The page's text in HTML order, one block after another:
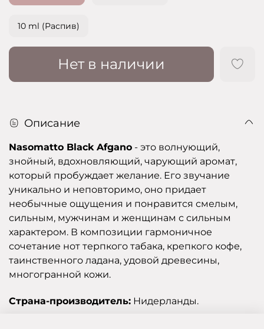
Нет в наличии
10 ml (Распив)
Описание
Nasomatto Black Afgano - это волнующий,
знойный, вдохновляющий, чарующий аромат,
который пробуждает желание. Его звучание
уникально и неповторимо, оно придает
необычные ощущения и понравится смелым,
сильным, мужчинам и женщинам с сильным
характером. В композиции гармоничное
сочетание нот терпкого табака, крепкого кофе,
таинственного ладана, удовой древесины,
многогранной кожи.
Страна-производитель: Нидерланды.